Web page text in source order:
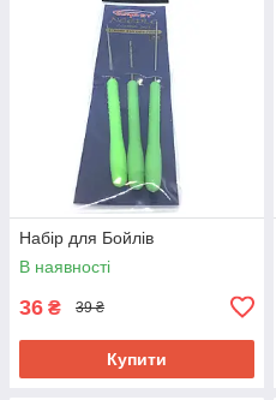
Набір для Бойлів
В наявності
36 ₴ 39 ₴
Купити